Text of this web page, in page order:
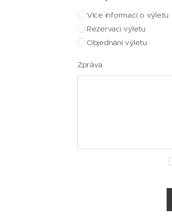
Více informací o výletu
Rezervaci výletu
Objednání výletu
Zpráva